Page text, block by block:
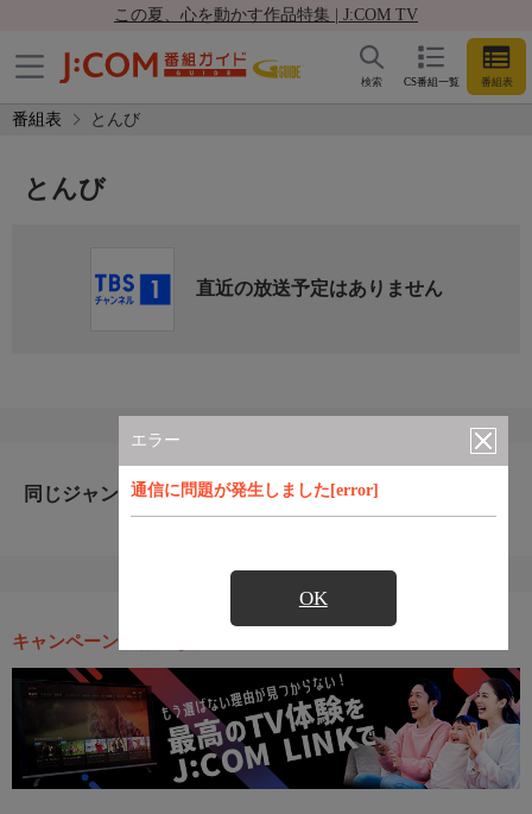
この夏、心を動かす作品特集 | J:COM TV
CS番組一覧 番組表
検索
番組表 とんび
エラー
通信に問題が発生しました[error]
OK
とんび
直近の放送予定はありません
同じジャンルのおすすめ番組
キャンペーン・お得な情報